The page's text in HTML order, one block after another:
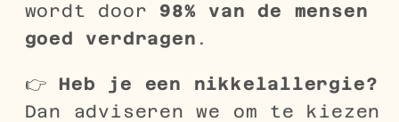
wordt door 98% van de mensen
goed verdragen .
👉Heb je een nikkelallergie?
Dan adviseren we om te kiezen